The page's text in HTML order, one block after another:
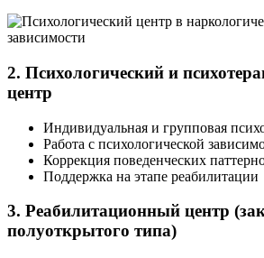
2. Психологический и
центр
Индивидуальная и групповая
Работа с психологической
Коррекция поведенческих
Поддержка на этапе реабилитации
3. Реабилитационный центр
полуоткрытого типа)